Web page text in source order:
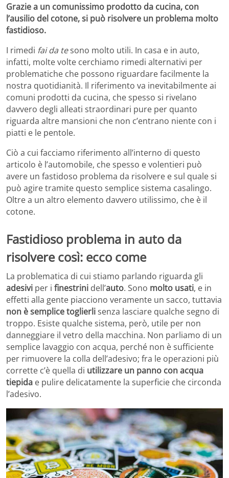
Grazie a un comunissimo prodotto da cucina, con
l’ausilio del cotone, si può risolvere un problema molto
fastidioso.
I rimedi fai da tesono molto utili. In casa e in auto,
infatti, molte volte cerchiamo rimedi alternativi per
problematiche che possono riguardare facilmente la
nostra quotidianità. Il riferimento va inevitabilmente ai
comuni prodotti da cucina, che spesso si rivelano
davvero degli alleati straordinari pure per quanto
riguarda altre mansioni che non c’entrano niente con i
piatti e le pentole.
Ciò a cui facciamo riferimento all’interno di questo
articolo è l’automobile, che spesso e volentieri può
avere un fastidoso problema da risolvere e sul quale si
può agire tramite questo semplice sistema casalingo.
Oltre a un altro elemento davvero utilissimo, che è il
cotone.
Fastidioso problema in auto da
risolvere così: ecco come
La problematica di cui stiamo parlando riguarda gli
adesivi per i finestrini dell’auto. Sono molto usati, e in
effetti alla gente piacciono veramente un sacco, tuttavia
non è semplice toglierlisenza lasciare qualche segno di
troppo. Esiste qualche sistema, però, utile per non
danneggiare il vetro della macchina. Non parliamo di un
semplice lavaggio con acqua, perché non è sufficiente
per rimuovere la colla dell’adesivo; fra le operazioni più
corrette c’è quella di utilizzare un panno con acqua
tiepida e pulire delicatamente la superficie che circonda
l’adesivo.